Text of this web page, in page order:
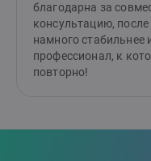
благодарна за
консультацию,
намного стабильнее
профессионал, к
повторно!